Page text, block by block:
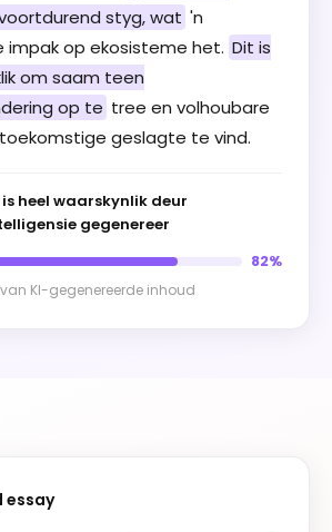
styg, wat 'n
impak op ekosisteme het. Dit is
om saam teen
op te tree en volhoubare
geslagte te vind.
heel waarskynlik deur
gegenereer
82%
KI-gegenereerde inhoud
essay